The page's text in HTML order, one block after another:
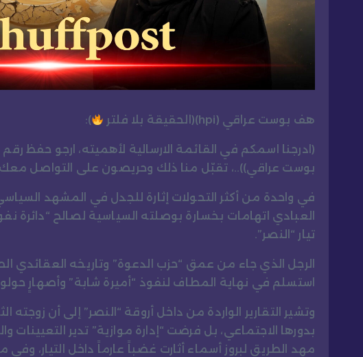
هف بوست عراقي (hpi)(الحقيقة بلا فلتر ):
(ادرجنا اسمكم في القائمة الارسالية لأهميته، ارجو حفظ
بوست عراقي))..، تقبّل منا ذلك وحريصون على التواصل معك
في واحدة من أكثر التحولات إثارة للجدل في المشهد السياسي
العبادي اتهامات بخسارة بوصلته السياسية لصالح “دائرة
تيار “النصر”.
الرجل الذي جاء من عمق “حزب الدعوة” وتاريخه العقائدي
استسلم في نهاية المطاف لنفوذ “أميرة شابة” وأصهارٍ
وتشير التقارير الواردة من داخل أروقة “النصر” إلى أن زوجته
بدورها الاجتماعي، بل فرضت “إدارة موازية” تدير التعيينات
مهد الطريق لبروز أسماء أثارت غضباً عارماً داخل التيار،